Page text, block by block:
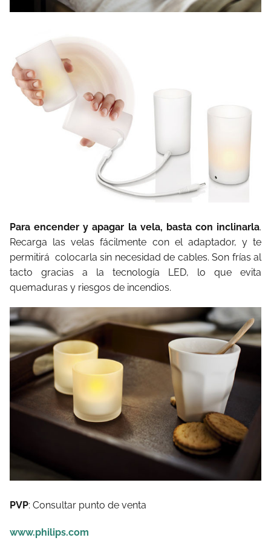
Para encender y apagar la vela, basta con inclinarla.
Recarga las velas fácilmente con el adaptador, y te
permitirá colocarla sin necesidad de cables. Son frías al
tacto gracias a la tecnología LED, lo que evita
quemaduras y riesgos de incendios.
PVP: Consultar punto de venta
www.philips.com